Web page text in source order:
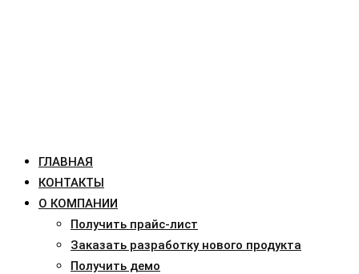
ГЛАВНАЯ
КОНТАКТЫ
О КОМПАНИИ
Получить прайс-лист
Заказать разработку нового продукта
Получить демо